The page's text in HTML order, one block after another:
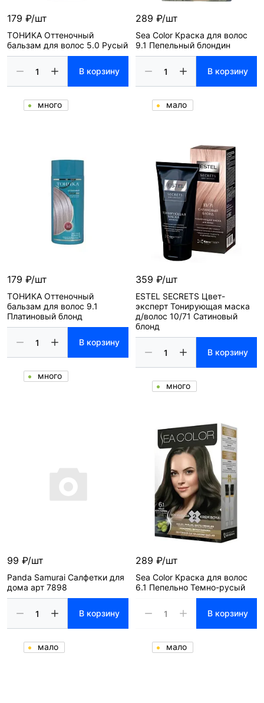
179 ₽/шт
ТОНИКА Оттеночный
бальзам для волос 5.0 Русый
В корзину
много
289 ₽/шт
Sea Color Краска для волос
9.1 Пепельный блондин
В корзину
мало
179 ₽/шт
ТОНИКА Оттеночный
бальзам для волос 9.1
Платиновый блонд
В корзину
много
359 ₽/шт
ESTEL SECRETS Цвет-
эксперт Тонирующая маска
д/волос 10/71 Сатиновый
блонд
В корзину
много
99 ₽/шт
Panda Samurai Салфетки для
дома арт 7898
В корзину
мало
289 ₽/шт
Sea Color Краска для волос
6.1 Пепельно Темно-русый
В корзину
мало